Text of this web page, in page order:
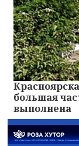
большая
выполнена